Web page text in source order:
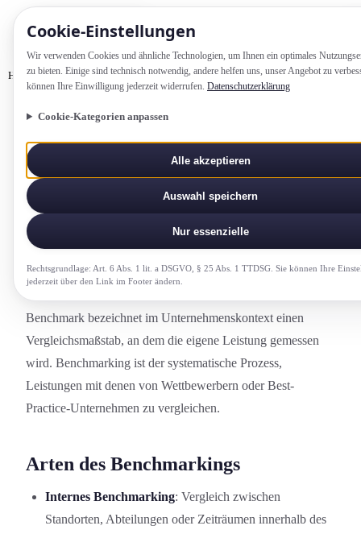
Cookie-Einstellung­en
Wir verwenden Cookies und ähnliche Technologien, um Ihnen ein optimales
zu bieten. Einige sind technisch notwendig, andere helfen uns, unser Angebot zu
können Ihre Einwilligung jederzeit widerrufen. Datenschutzerklärung
Cookie-Kategorien anpassen
Alle akzeptieren
Auswahl speichern
Nur essenzielle
Rechtsgrundlage: Art. 6 Abs. 1 lit. a DSGVO, § 25 Abs. 1 TTDSG. Sie können Ihre
jederzeit über den Link im Footer ändern.
Home Glossar Benchmark
FINANZEN-CONTROLLING-COMPLIANCE
Benchmark
Vergleichswert oder Vergleichsprozess, bei dem die
eigene Leistung an internen oder branchenweiten
Referenzgrößen gemessen wird.
Benchmark bezeichnet im Unternehmenskontext einen
Vergleichsmaßstab, an dem die eigene Leistung gemessen
wird. Benchmarking ist der systematische Prozess,
Leistungen mit denen von Wettbewerbern oder Best-
Practice-Unternehmen zu vergleichen.
Arten des Benchmarkings
Internes Benchmarking: Vergleich zwischen
Standorten, Abteilungen oder Zeiträumen innerhalb des